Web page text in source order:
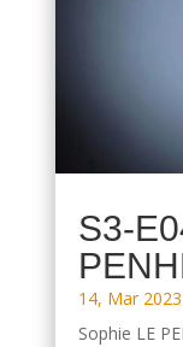
S3-
14, Mar 2023
Sophie LE